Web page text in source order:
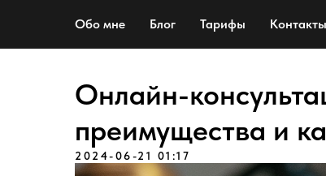
Обо мне Блог Тарифы Контакты
Онлайн-
преимущества и
2024-06-21 01:17